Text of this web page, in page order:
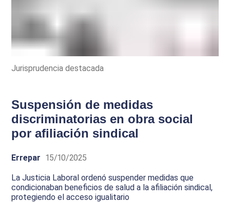
Jurisprudencia destacada
Suspensión de medidas
discriminatorias en obra social
por afiliación sindical
Errepar 15/10/2025
La Justicia Laboral ordenó suspender medidas que
condicionaban beneficios de salud a la afiliación sindical,
protegiendo el acceso igualitario